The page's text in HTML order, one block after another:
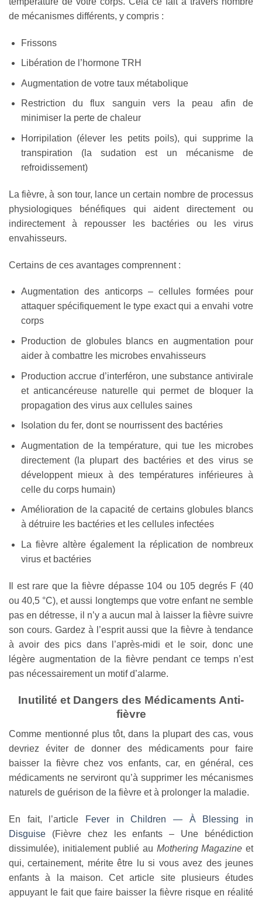
de mécanismes différents, y compris :
Frissons
Libération de l’hormone TRH
Augmentation de votre taux métabolique
Restriction du flux sanguin vers la peau afin de
minimiser la perte de chaleur
Horripilation (élever les petits poils), qui supprime la
transpiration (la sudation est un mécanisme de
refroidissement)
La fièvre, à son tour, lance un certain nombre de processus
physiologiques bénéfiques qui aident directement ou
indirectement à repousser les bactéries ou les virus
envahisseurs.
Certains de ces avantages comprennent :
Augmentation des anticorps – cellules formées pour
attaquer spécifiquement le type exact qui a envahi votre
corps
Production de globules blancs en augmentation pour
aider à combattre les microbes envahisseurs
Production accrue d’interféron, une substance antivirale
et anticancéreuse naturelle qui permet de bloquer la
propagation des virus aux cellules saines
Isolation du fer, dont se nourrissent des bactéries
Augmentation de la température, qui tue les microbes
directement (la plupart des bactéries et des virus se
développent mieux à des températures inférieures à
celle du corps humain)
Amélioration de la capacité de certains globules blancs
à détruire les bactéries et les cellules infectées
La fièvre altère également la réplication de nombreux
virus et bactéries
Il est rare que la fièvre dépasse 104 ou 105 degrés F (40
ou 40,5 °C), et aussi longtemps que votre enfant ne semble
pas en détresse, il n’y a aucun mal à laisser la fièvre suivre
son cours. Gardez à l’esprit aussi que la fièvre à tendance
à avoir des pics dans l’après-midi et le soir, donc une
légère augmentation de la fièvre pendant ce temps n’est
pas nécessairement un motif d’alarme.
Inutilité et Dangers des Médicaments Anti-
fièvre
Comme mentionné plus tôt, dans la plupart des cas, vous
devriez éviter de donner des médicaments pour faire
baisser la fièvre chez vos enfants, car, en général, ces
médicaments ne serviront qu’à supprimer les mécanismes
naturels de guérison de la fièvre et à prolonger la maladie.
En fait, l’article
Fever in Children — À Blessing in
Disguise (Fièvre chez les enfants – Une bénédiction
dissimulée), initialement publié au Mothering Magazine et
qui, certainement, mérite être lu si vous avez des jeunes
enfants à la maison. Cet article site plusieurs études
appuyant le fait que faire baisser la fièvre risque en réalité